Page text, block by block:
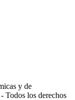
y de
Todos los derechos